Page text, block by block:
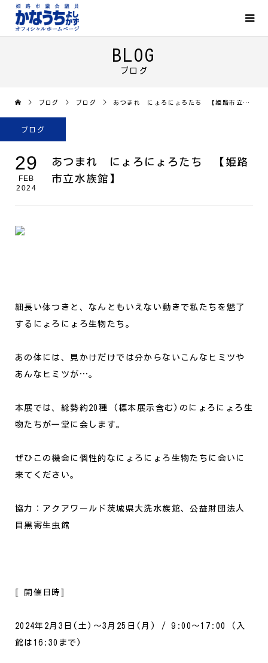
BLOG
ブログ
ブログ ブログ あつまれ にょろにょろたち 【姫路市立水族館】
ブログ
29
FEB
2024
あつまれ にょろにょろたち 【姫路
市立水族館】
細長い体つきと、なんともいえない動きで私たちを魅了
するにょろにょろ生物たち。
あの体には、見かけだけでは分からないこんなヒミツや
あんなヒミツが…。
本展では、総勢約20種 (標本展示含む)のにょろにょろ生
物たちが一堂に会します。
ぜひこの機会に個性的なにょろにょろ生物たちに会いに
来てください。
協力：アクアワールド茨城県大洗水族館、公益財団法人
目黒寄生虫館
〚開催日時〛
2024年2月3日(土)～3月25日(月) / 9:00～17:00 (入
館は16:30まで)